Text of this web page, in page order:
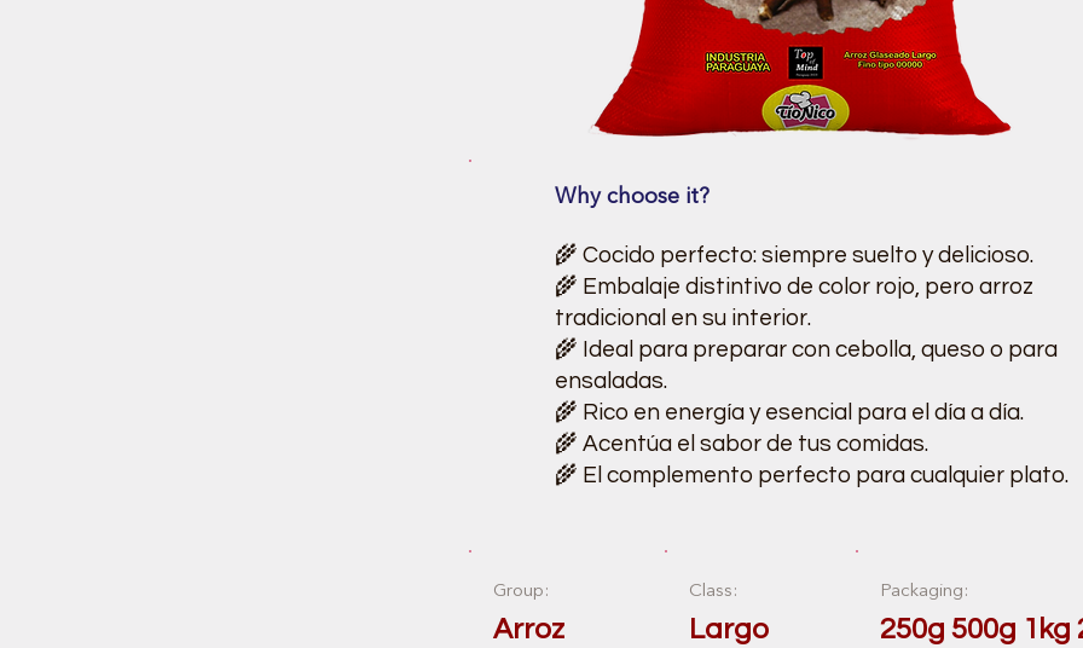
Why choose it?
🌾 Cocido perfecto: siempre suelto y delicioso.
🌾 Embalaje distintivo de color rojo, pero arroz
tradicional en su interior.
🌾 Ideal para preparar con cebolla, queso o para
ensaladas.
🌾 Rico en energía y esencial para el día a día.
🌾 Acentúa el sabor de tus comidas.
🌾 El complemento perfecto para cualquier plato.
Group:
Arroz
Class:
Largo
Packaging:
250g 500g 1kg